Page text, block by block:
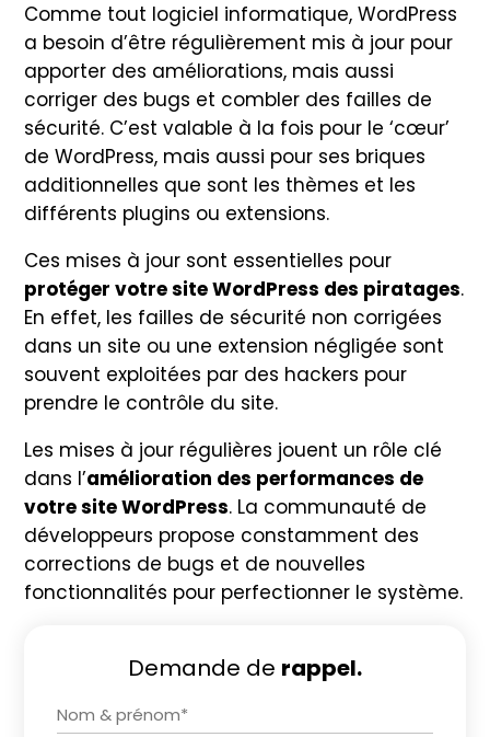
Comme tout logiciel informatique, WordPress
a besoin d’être régulièrement mis à jour pour
apporter des améliorations, mais aussi
corriger des bugs et combler des failles de
sécurité. C’est valable à la fois pour le ‘cœur’
de WordPress, mais aussi pour ses briques
additionnelles que sont les thèmes et les
différents plugins ou extensions.
Ces mises à jour sont essentielles pour
protéger votre site WordPress des piratages.
En effet, les failles de sécurité non corrigées
dans un site ou une extension négligée sont
souvent exploitées par des hackers pour
prendre le contrôle du site.
Les mises à jour régulières jouent un rôle clé
dans l’amélioration des performances de
votre site WordPress. La communauté de
développeurs propose constamment des
corrections de bugs et de nouvelles
fonctionnalités pour perfectionner le système.
Demande de rappel.